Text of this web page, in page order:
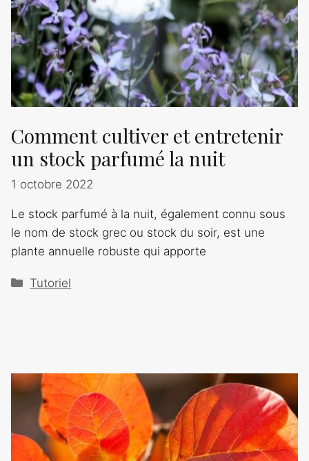
Comment cultiver et entretenir
un stock parfumé la nuit
1 octobre 2022
Le stock parfumé à la nuit, également connu sous
le nom de stock grec ou stock du soir, est une
plante annuelle robuste qui apporte
Catégories
Tutoriel